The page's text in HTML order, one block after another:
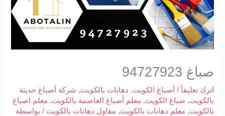
صباغ 94727923
اترك تعليقاً / أصباغ الكويت, دهانات بالكويت, شركة أصباغ حديثة
بالكويت, صباغ الكويت, معلم أصباغ العاصمة بالكويت, معلم اصباغ
بالكويت, معلم دهانات بالكويت, مقاول دهانات بالكويت / بواسطة